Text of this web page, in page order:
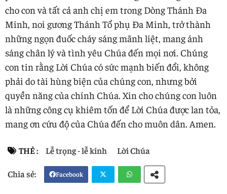
cho con và tất cả anh chị em trong Dòng Thánh Đa
Minh, noi gương Thánh Tổ phụ Đa Minh, trở thành
những ngọn đuốc cháy sáng mãnh liệt, mang ánh
sáng chân lý và tình yêu Chúa đến mọi nơi. Chúng
con tin rằng Lời Chúa có sức mạnh biến đổi, không
phải do tài hùng biện của chúng con, nhưng bởi
quyền năng của chính Chúa. Xin cho chúng con luôn
là những công cụ khiêm tốn để Lời Chúa được lan tỏa,
mang ơn cứu độ của Chúa đến cho muôn dân. Amen.
THẺ : Lễ trọng - lễ kính Lời Chúa
Facebook